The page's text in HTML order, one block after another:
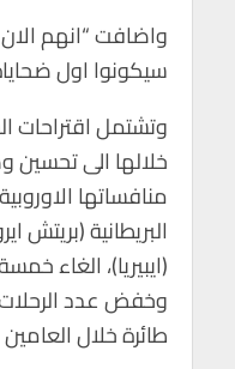
واضافت “انهم
سيكونوا اول
وتشتمل
خلالها الى
منافساتها
البريطانية (بريتش
(ايبيريا)، الغاء
طائرة خلال